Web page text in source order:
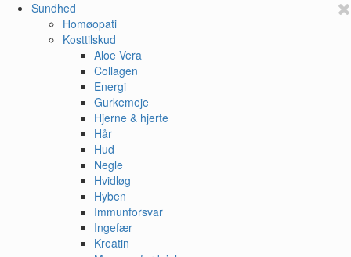
Sundhed
Homøopati
Kosttilskud
Aloe Vera
Collagen
Energi
Gurkemeje
Hjerne & hjerte
Hår
Hud
Negle
Hvidløg
Hyben
Immunforsvar
Ingefær
Kreatin